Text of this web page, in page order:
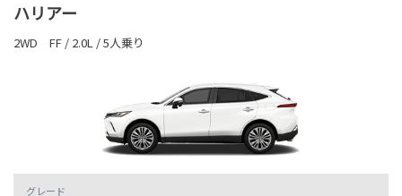
ハリアー
2WD FF / 2.0L / 5人乗り
グレード